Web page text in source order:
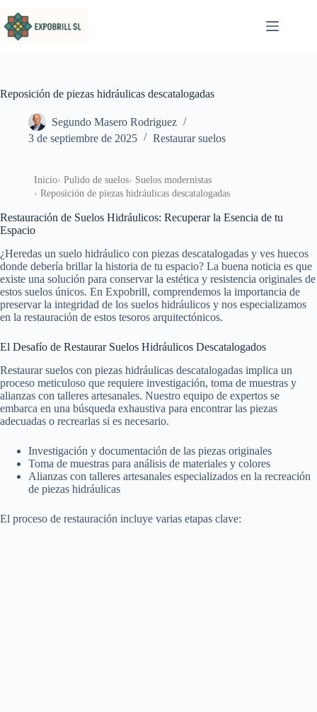
Reposición de piezas hidráulicas descatalogadas
Segundo Masero Rodriguez
3 de septiembre de 2025
Restaurar suelos
Inicio Pulido de suelos
Suelos modernistas
Reposición de piezas hidráulicas descatalogadas
Restauración de Suelos Hidráulicos: Recuperar la Esencia de tu
Espacio
¿Heredas un suelo hidráulico con piezas descatalogadas y ves huecos
donde debería brillar la historia de tu espacio? La buena noticia es que
existe una solución para conservar la estética y resistencia originales de
estos suelos únicos. En Expobrill, comprendemos la importancia de
preservar la integridad de los suelos hidráulicos y nos especializamos
en la restauración de estos tesoros arquitectónicos.
El Desafío de Restaurar Suelos Hidráulicos Descatalogados
Restaurar suelos con piezas hidráulicas descatalogadas implica un
proceso meticuloso que requiere investigación, toma de muestras y
alianzas con talleres artesanales. Nuestro equipo de expertos se
embarca en una búsqueda exhaustiva para encontrar las piezas
adecuadas o recrearlas si es necesario.
Investigación y documentación de las piezas originales
Toma de muestras para análisis de materiales y colores
Alianzas con talleres artesanales especializados en la recreación
de piezas hidráulicas
El proceso de restauración incluye varias etapas clave: